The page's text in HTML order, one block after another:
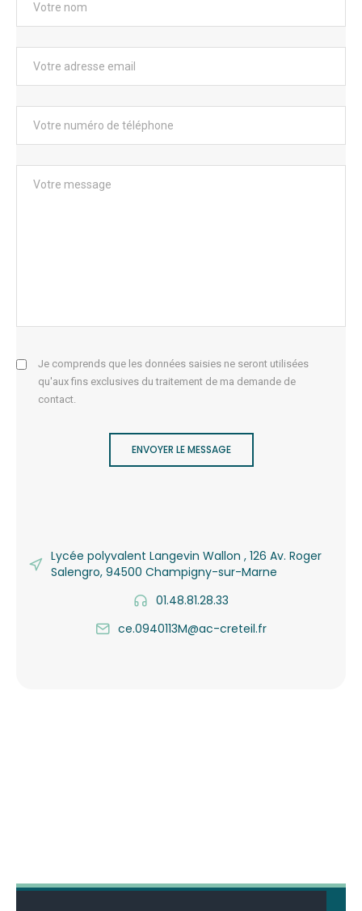
Je comprends que les données saisies ne seront utilisées
qu'aux fins exclusives du traitement de ma demande de
contact.
ENVOYER LE MESSAGE
Lycée polyvalent Langevin Wallon , 126 Av. Roger
Salengro, 94500 Champigny-sur-Marne
01.48.81.28.33
ce.0940113M@ac-creteil.fr